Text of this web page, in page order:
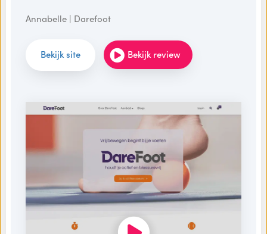
Annabelle | Darefoot
Bekijk site Bekijk review